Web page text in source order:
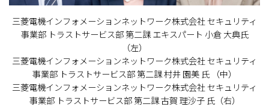
三菱電機インフォメーションネットワーク株式会社 セキュリティ
事業部 トラストサービス部 第二課 エキスパート 小倉 大典氏
（左）
三菱電機インフォメーションネットワーク株式会社 セキュリティ
事業部 トラストサービス部 第二課 村井 園美 氏 （中）
三菱電機インフォメーションネットワーク株式会社 セキュリティ
事業部 トラストサービス部 第二課 古賀 理沙子 氏（右）